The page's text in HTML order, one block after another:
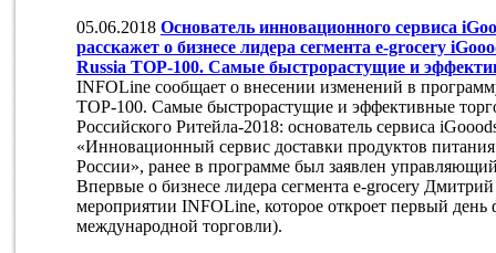
05.06.2018 Основатель инновационного сервиса
расскажет о бизнесе лидера сегмента e-grocery
Russia TOP-100. Самые быстрорастущие и
INFOLine сообщает о внесении изменений в
TOP-100. Самые быстрорастущие и эффективные
Российского Ритейла-2018: основатель сервиса
«Инновационный сервис доставки продуктов
России», ранее в программе был заявлен
Впервые о бизнесе лидера сегмента e-grocery
мероприятии INFOLine, которое откроет первый
международной торговли).